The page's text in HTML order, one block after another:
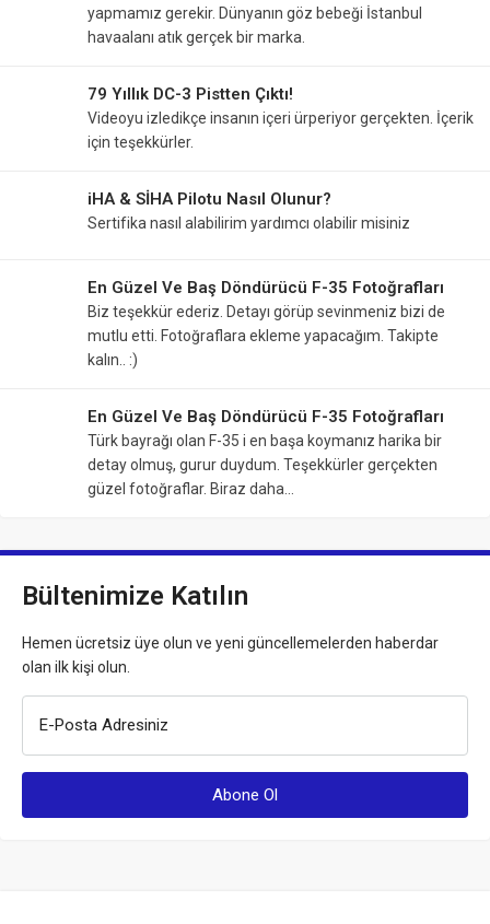
yapmamız gerekir. Dünyanın göz bebeği İstanbul
havaalanı atık gerçek bir marka.
79 Yıllık DC-3 Pistten Çıktı!
Videoyu izledikçe insanın içeri ürperiyor gerçekten. İçerik
için teşekkürler.
iHA & SİHA Pilotu Nasıl Olunur?
Sertifika nasıl alabilirim yardımcı olabilir misiniz
En Güzel Ve Baş Döndürücü F-35 Fotoğrafları
Biz teşekkür ederiz. Detayı görüp sevinmeniz bizi de
mutlu etti. Fotoğraflara ekleme yapacağım. Takipte
kalın.. :)
En Güzel Ve Baş Döndürücü F-35 Fotoğrafları
Türk bayrağı olan F-35 i en başa koymanız harika bir
detay olmuş, gurur duydum. Teşekkürler gerçekten
güzel fotoğraflar. Biraz daha…
Bültenimize Katılın
Hemen ücretsiz üye olun ve yeni güncellemelerden haberdar
olan ilk kişi olun.
E-Posta Adresiniz